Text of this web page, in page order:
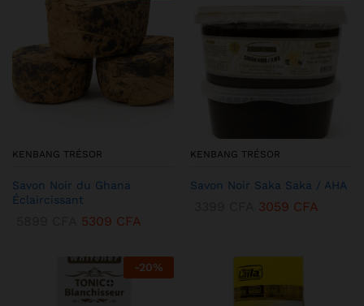
KENBANG TRÉSOR
Savon Noir du Ghana
Éclaircissant
5309 CFA
KENBANG TRÉSOR
Savon Noir Saka Saka / AHA
3059 CFA
-20%